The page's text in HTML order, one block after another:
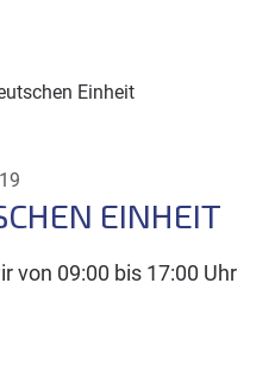
Einheit
EINHEIT
von 09:00 bis 17:00 Uhr